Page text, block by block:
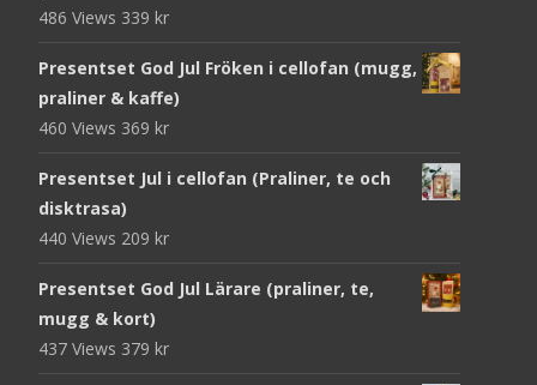
486 Views 339 kr
Presentset God Jul Fröken i cellofan (mugg,
praliner & kaffe)
460 Views 369 kr
Presentset Jul i cellofan (Praliner, te och
disktrasa)
440 Views 209 kr
Presentset God Jul Lärare (praliner, te,
mugg & kort)
437 Views 379 kr